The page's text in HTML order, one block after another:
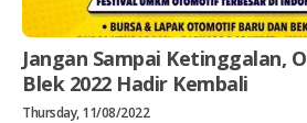
Jangan Sampai Ketinggalan,
Blek 2022 Hadir Kembali
Thursday, 11/08/2022